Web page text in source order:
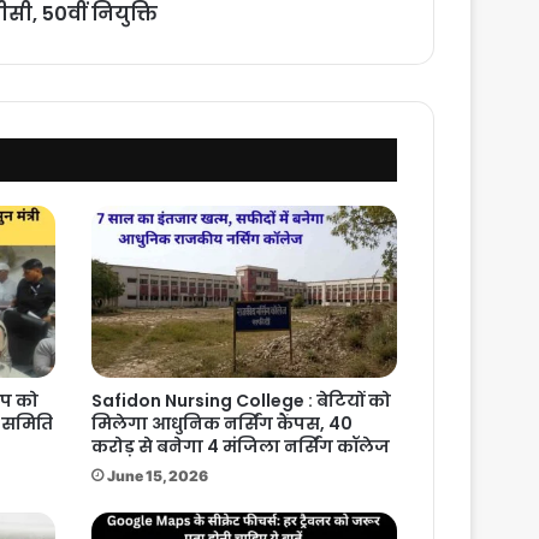
50वीं नियुक्ति
को
Safidon Nursing College : बेटियों को
मिलेगा आधुनिक नर्सिंग कैंपस, 40
करोड़ से बनेगा 4 मंजिला नर्सिंग कॉलेज
June 15, 2026